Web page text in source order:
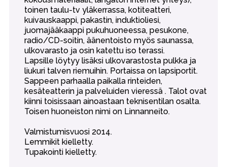
toinen taulu-tv yläkerrassa, kotiteatteri,
kuivauskaappi, pakastin, induktioliesi,
juomajääkaappi pukuhuoneessa, pesukone,
radio/CD-soitin, äänentoisto myös saunassa,
ulkovarasto ja osin katettu iso terassi.
Lapsille löytyy lisäksi ulkovarastosta pulkka ja
liukuri talven riemuihin. Portaissa on lapsiportit.
Sappeen parhaalla paikalla rinteiden,
kesäteatterin ja palveluiden vieressä . Talot ovat
kiinni toisissaan ainoastaan teknisentilan osalta.
Toisen huoneiston nimi on Linnanneito.
Valmistumisvuosi 2014.
Lemmikit kielletty.
Tupakointi kielletty.